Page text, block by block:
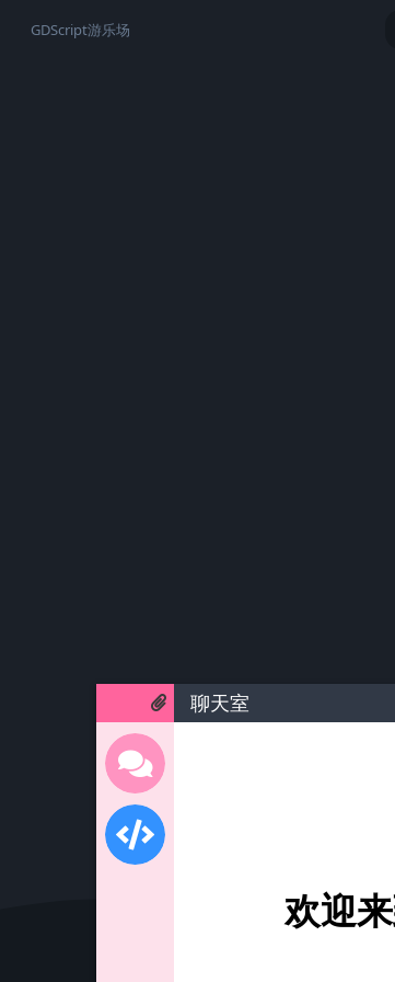
GDScript游乐场
聊天室
欢迎